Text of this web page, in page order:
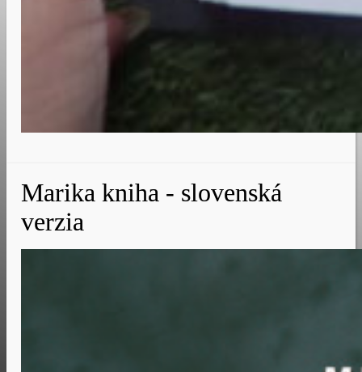
Marika kniha - slovenská
verzia